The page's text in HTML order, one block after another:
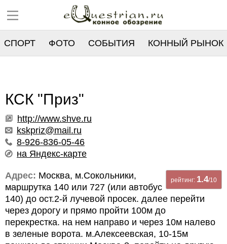
СПОРТ ФОТО СОБЫТИЯ КОННЫЙ РЫНОК
КСК "Приз"
http://www.shve.ru
kskpriz@mail.ru
8-926-836-05-46
на Яндекс-карте
рейтинг: 1.4/10
Адрес: Москва, м.Сокольники,
маршрутка 140 или 727 (или автобус
140) до ост.2-й лучевой просек. далее перейти
через дорогу и прямо пройти 100м до
перекрестка. на нем направо и через 10м налево
в зеленые ворота. м.Алексеевская, 10-15м